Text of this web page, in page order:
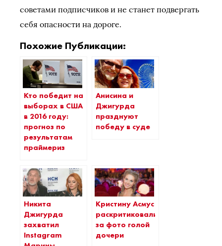
советами подписчиков и не станет подвергать
себя опасности на дороге.
Похожие Публикации:
Кто победит на
выборах в США
в 2016 году:
прогноз по
результатам
праймериз
Анисина и
Джигурда
празднуют
победу в суде
Никита
Джигурда
захватил
Instagram
Кристину Асмус
раскритиковали
за фото голой
дочери